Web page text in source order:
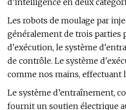
d’intelligence en deux
Les robots de moulage par
généralement de trois parties
d'exécution, le système
de contrôle. Le système
comme nos mains, effectuant
Le système d’entraînement,
fournit un soutien électrique